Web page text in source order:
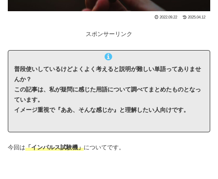
2022.09.22 2025.04.12
スポンサーリンク
普段使いしているけどよくよく考えると説明が難しい単語ってありませ
んか？
この記事は、私が疑問に感じた用語について調べてまとめたものとなっ
ています。
イメージ重視で『ああ、そんな感じか』と理解したい人向けです。
今回は「インパルス試験機」についてです。